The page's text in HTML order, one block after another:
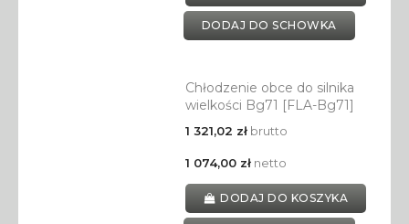
DODAJ DO SCHOWKA
Chłodzenie obce do silnika
wielkości Bg71 [FLA-Bg71]
1 321,02 złbrutto
1 074,00 złnetto
DODAJ DO KOSZYKA